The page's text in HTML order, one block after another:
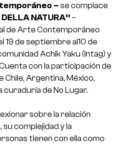
– se complace
DELLA NATURA” –
de Arte Contemporáneo
19 de septiembre al10 de
Achik Yaku (Intag) y
con la participación de
Argentina, México,
curaduría de No Lugar.
sobre la relación
complejidad y la
tienen con ella como